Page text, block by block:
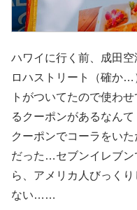
ハワイに行く前、成田
ロハストリート（確か…
トがついてたので使わ
るクーポンがあるなんて
クーポンでコーラをい
だった…セブンイレブン
ら、アメリカ人びっく
ない……